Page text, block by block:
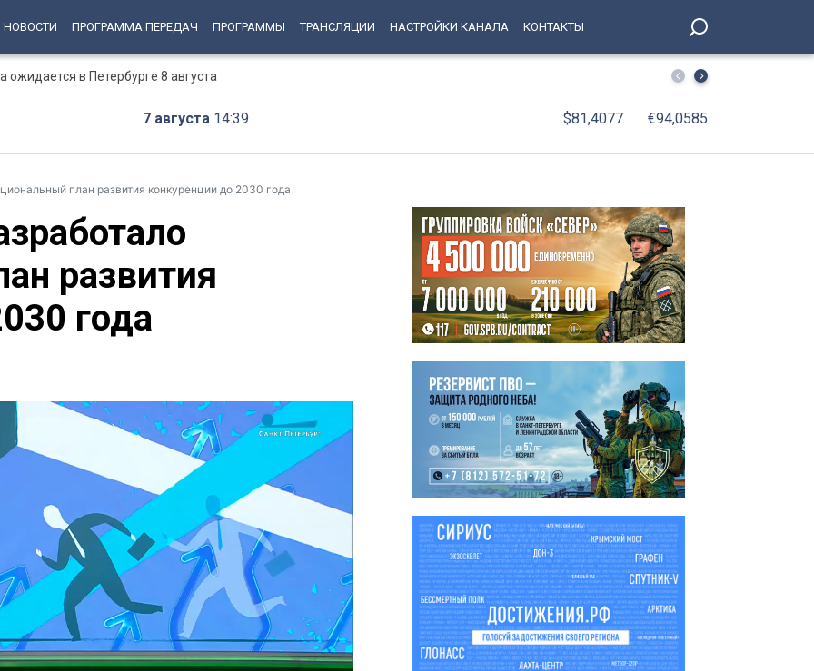
НОВОСТИ ПРОГРАММА ПЕРЕДАЧ ПРОГРАММЫ ТРАНСЛЯЦИИ НАСТРОЙКИ КАНАЛА КОНТАКТЫ
в Петербурге 8 августа Сергей Семак о предстоящем матче с «Родиной»: Мы
7 августа 14:39 $81,4077 €94,0585
план развития конкуренции до 2030 года
развития
года